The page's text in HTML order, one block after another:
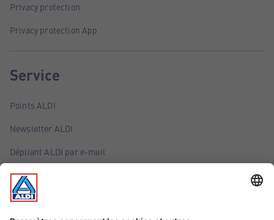
Privacy protection
Privacy protection App
Service
Points ALDI
Newsletter ALDI
Dépliant ALDI par e-mail
Offres
Infos essentielles